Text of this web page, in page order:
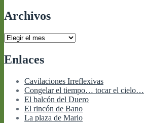
Archivos
Archivos
Enlaces
Cavilaciones Irreflexivas
Congelar el tiempo… tocar el cielo…
El balcón del Duero
El rincón de Bano
La plaza de Mario